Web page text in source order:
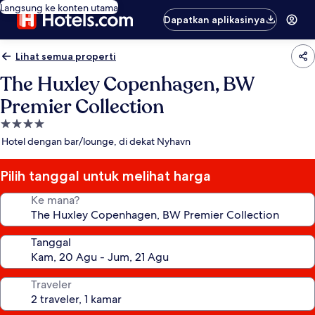
Langsung ke konten utama
Dapatkan aplikasinya
Lihat semua properti
The Huxley Copenhagen, BW
Premier Collection
Properti
bintang
Hotel dengan bar/lounge, di dekat Nyhavn
Pilih tanggal untuk melihat harga
Ke mana?
Tanggal
Traveler